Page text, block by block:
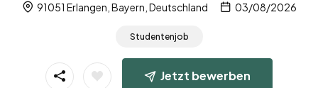
91051 Erlangen, Bayern, Deutschland 03/08/2026
Studentenjob
Jetzt bewerben